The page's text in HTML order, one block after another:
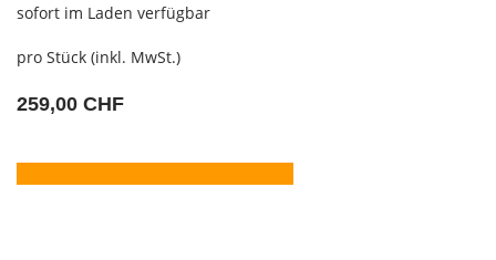
sofort im Laden verfügbar
pro Stück (inkl. MwSt.)
259,00 CHF